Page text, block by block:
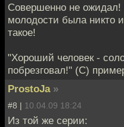
Совершенно не ожидал!
молодости была никто и
такое!
"Хороший человек -
побрезговал!" (С)
ProstoJa »
#8 | 10.04.09 18:24
Из той же серии: